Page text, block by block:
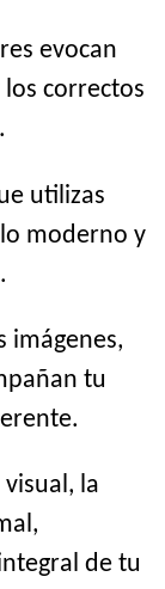
evocan
los correctos
utilizas
moderno y
imágenes,
tu
la
de tu